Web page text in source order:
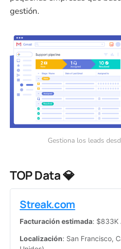
gestión.
Gestiona los leads
TOP Data 💎
Streak.com
Facturación estimada: $833K
Localización: San Francisco,